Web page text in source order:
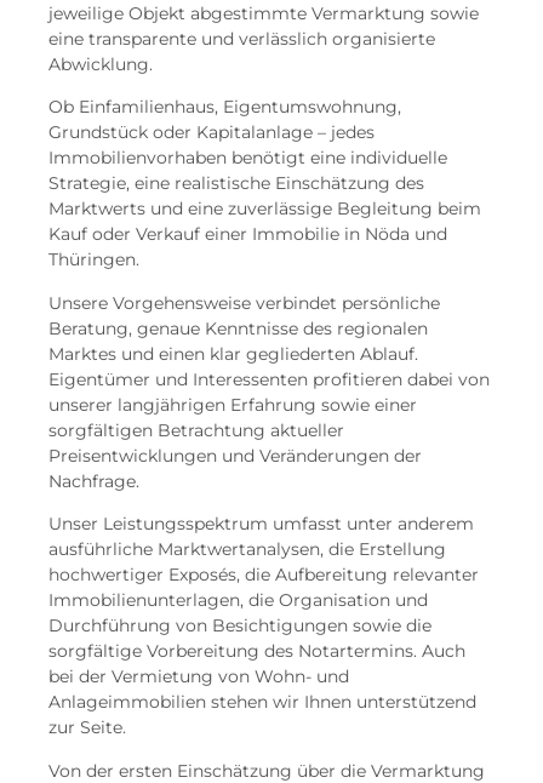
jeweilige Objekt abgestimmte Vermarktung sowie
eine transparente und verlässlich organisierte
Abwicklung.
Ob Einfamilienhaus, Eigentumswohnung,
Grundstück oder Kapitalanlage – jedes
Immobilienvorhaben benötigt eine individuelle
Strategie, eine realistische Einschätzung des
Marktwerts und eine zuverlässige Begleitung beim
Kauf oder Verkauf einer Immobilie in Nöda und
Thüringen.
Unsere Vorgehensweise verbindet persönliche
Beratung, genaue Kenntnisse des regionalen
Marktes und einen klar gegliederten Ablauf.
Eigentümer und Interessenten profitieren dabei von
unserer langjährigen Erfahrung sowie einer
sorgfältigen Betrachtung aktueller
Preisentwicklungen und Veränderungen der
Nachfrage.
Unser Leistungsspektrum umfasst unter anderem
ausführliche Marktwertanalysen, die Erstellung
hochwertiger Exposés, die Aufbereitung relevanter
Immobilienunterlagen, die Organisation und
Durchführung von Besichtigungen sowie die
sorgfältige Vorbereitung des Notartermins. Auch
bei der Vermietung von Wohn- und
Anlageimmobilien stehen wir Ihnen unterstützend
zur Seite.
Von der ersten Einschätzung über die Vermarktung